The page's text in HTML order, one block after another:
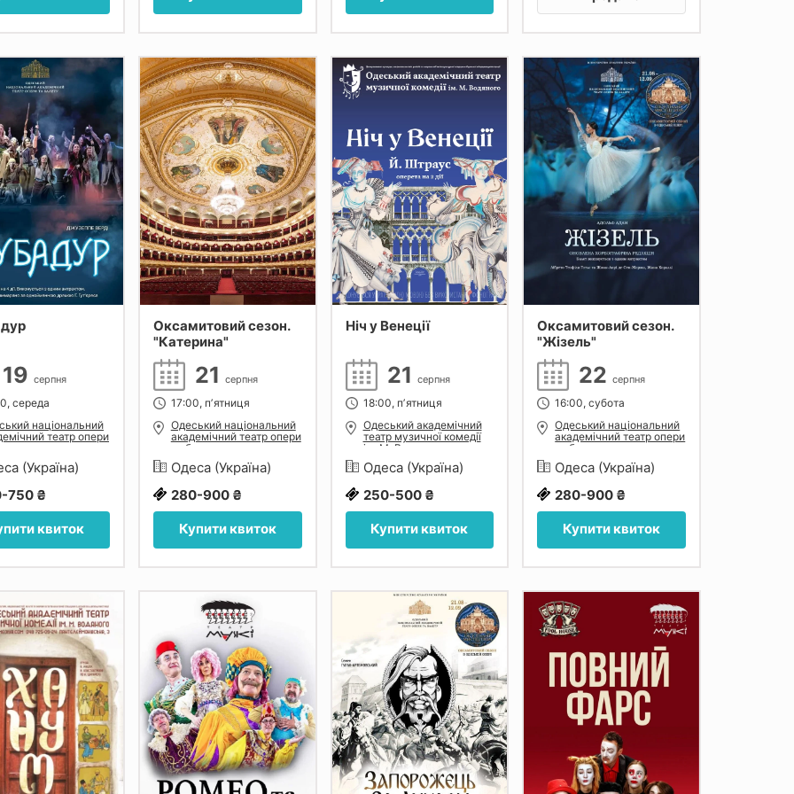
19 серпня
середа
національний
театр опери
(Україна)
750 ₴
квиток
Оксамитовий сезон.
"Катерина"
21 серпня
17:00, пʼятниця
Одеський національний
академічний театр опери
та балету
Одеса (Україна)
280-900 ₴
Купити квиток
Ніч у Венеції
21 серпня
18:00, пʼятниця
Одеський академічний
театр музичної комедії
ім. М. Водяного
Одеса (Україна)
250-500 ₴
Купити квиток
Оксамитовий сезон.
"Жізель"
22серпня
16:00, субота
Одеський національний
академічний театр опери
та балету
Одеса (Україна)
280-900 ₴
Купити квиток